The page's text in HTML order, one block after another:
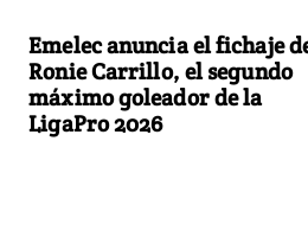
Emelec anuncia el fichaje
Ronie Carrillo, el segundo
máximo goleador de la
LigaPro 2026